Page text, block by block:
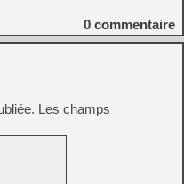
0 commentaire
Les champs